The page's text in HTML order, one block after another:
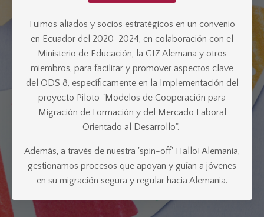
Fuimos aliados y socios estratégicos en un convenio
en Ecuador del 2020-2024, en colaboración con el
Ministerio de Educación, la GIZ Alemana y otros
miembros, para facilitar y promover aspectos clave
del ODS 8, específicamente en la Implementación del
proyecto Piloto "Modelos de Cooperación para
Migración de Formación y del Mercado Laboral
Orientado al Desarrollo".
Además, a través de nuestra 'spin-off' Hallo! Alemania,
gestionamos procesos que apoyan y guían a jóvenes
en su migración segura y regular hacia Alemania.